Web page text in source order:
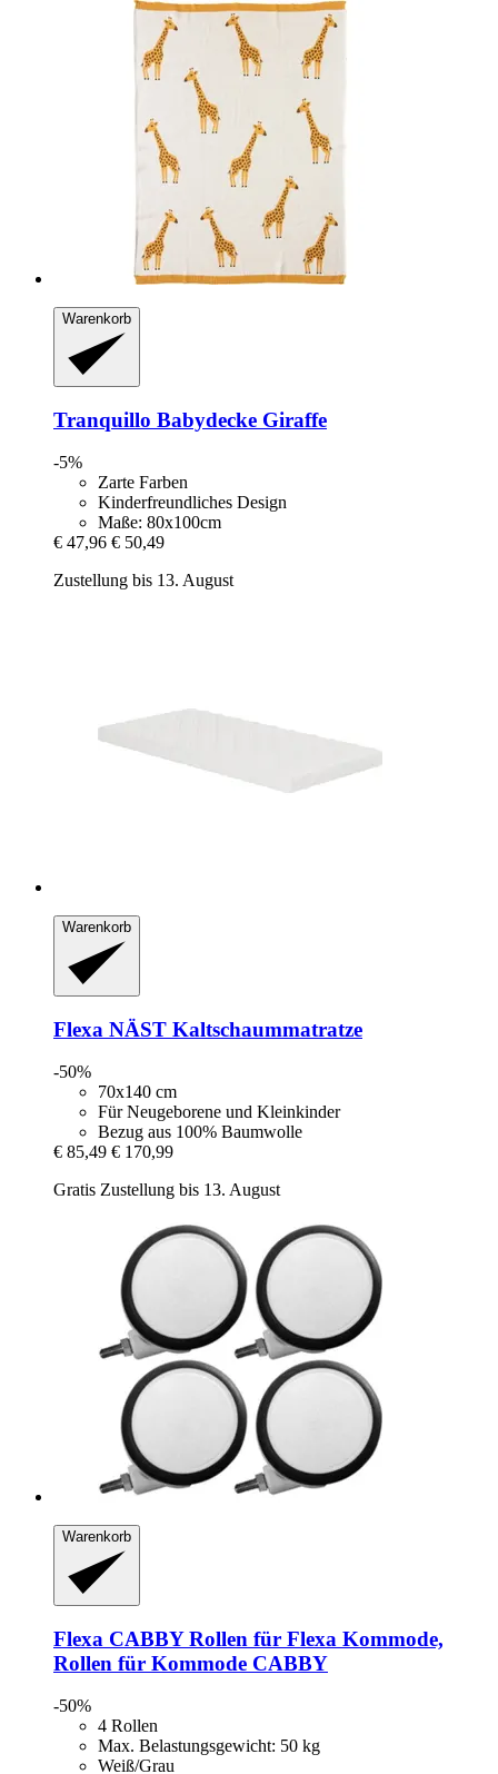
Warenkorb
Tranquillo Babydecke Giraffe
-5%
Zarte Farben
Kinderfreundliches Design
Maße: 80x100cm
€ 47,96 € 50,49
Zustellung bis 13. August
Warenkorb
Flexa NÄST Kaltschaummatratze
-50%
70x140 cm
Für Neugeborene und Kleinkinder
Bezug aus 100% Baumwolle
€ 85,49 € 170,99
Gratis Zustellung bis 13. August
Warenkorb
Flexa CABBY Rollen für Flexa Kommode,
Rollen für Kommode CABBY
-50%
4 Rollen
Max. Belastungsgewicht: 50 kg
Weiß/Grau